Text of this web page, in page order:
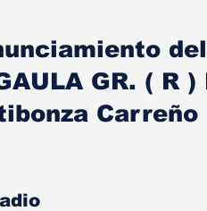
GR. ( R
Carreño